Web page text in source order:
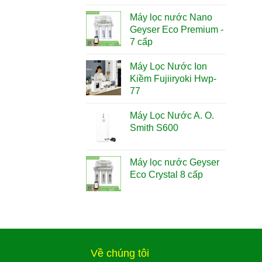
Máy lọc nước Nano
Geyser Eco Premium -
7 cấp
Máy Lọc Nước Ion
Kiềm Fujiiryoki Hwp-
77
Máy Lọc Nước A. O.
Smith S600
Máy lọc nước Geyser
Eco Crystal 8 cấp
Về chúng tôi